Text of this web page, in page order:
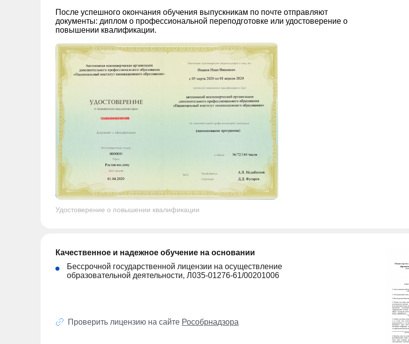
После успешного окончания обучения выпускникам по почте отправляют
документы: диплом о профессиональной переподготовке или удостоверение о
повышении квалификации.
Удостоверение о повышении квалификации
Качественное и надежное обучение на основании
Бессрочной государственной лицензии на осуществление
образовательной деятельности, Л035-01276-61/00201006
Проверить лицензию на сайте Рособрнадзора